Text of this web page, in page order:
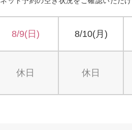
8/9(日)
休日
8/10(月)
休日